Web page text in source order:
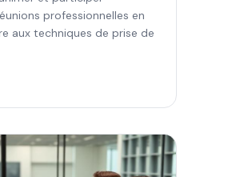
professionnelles en
aux techniques de prise de